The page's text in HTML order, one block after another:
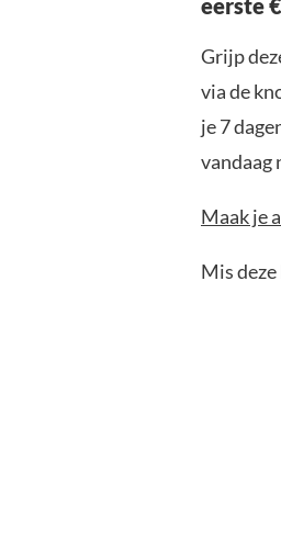
eerste
Grijp
via de
je 7
vandaag
Maak je
Mis